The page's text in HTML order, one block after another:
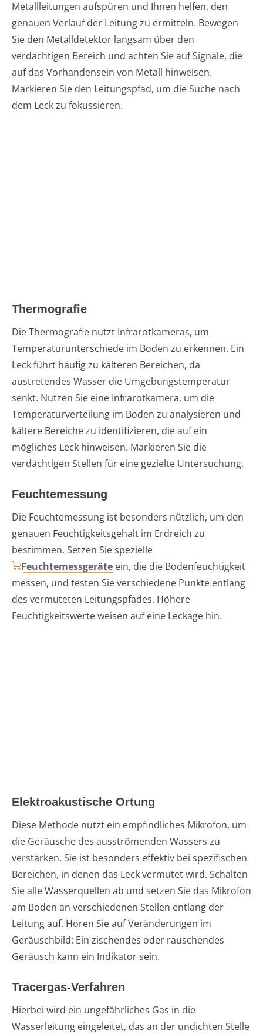
Metallleitungen aufspüren und Ihnen helfen, den
genauen Verlauf der Leitung zu ermitteln. Bewegen
Sie den Metalldetektor langsam über den
verdächtigen Bereich und achten Sie auf Signale, die
auf das Vorhandensein von Metall hinweisen.
Markieren Sie den Leitungspfad, um die Suche nach
dem Leck zu fokussieren.
Thermografie
Die Thermografie nutzt Infrarotkameras, um
Temperaturunterschiede im Boden zu erkennen. Ein
Leck führt häufig zu kälteren Bereichen, da
austretendes Wasser die Umgebungstemperatur
senkt. Nutzen Sie eine Infrarotkamera, um die
Temperaturverteilung im Boden zu analysieren und
kältere Bereiche zu identifizieren, die auf ein
mögliches Leck hinweisen. Markieren Sie die
verdächtigen Stellen für eine gezielte Untersuchung.
Feuchtemessung
Die Feuchtemessung ist besonders nützlich, um den
genauen Feuchtigkeitsgehalt im Erdreich zu
bestimmen. Setzen Sie spezielle
Feuchtemessgeräte ein, die die Bodenfeuchtigkeit
messen, und testen Sie verschiedene Punkte entlang
des vermuteten Leitungspfades. Höhere
Feuchtigkeitswerte weisen auf eine Leckage hin.
Elektroakustische Ortung
Diese Methode nutzt ein empfindliches Mikrofon, um
die Geräusche des ausströmenden Wassers zu
verstärken. Sie ist besonders effektiv bei spezifischen
Bereichen, in denen das Leck vermutet wird. Schalten
Sie alle Wasserquellen ab und setzen Sie das Mikrofon
am Boden an verschiedenen Stellen entlang der
Leitung auf. Hören Sie auf Veränderungen im
Geräuschbild: Ein zischendes oder rauschendes
Geräusch kann ein Indikator sein.
Tracergas-Verfahren
Hierbei wird ein ungefährliches Gas in die
Wasserleitung eingeleitet, das an der undichten Stelle